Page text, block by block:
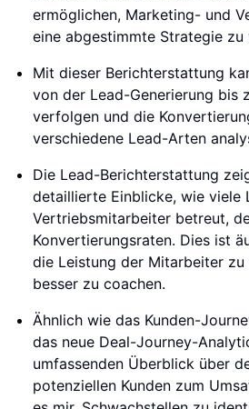
ermöglichen, Marketing- und
eine abgestimmte Strategie zu
Mit dieser Berichterstattung
von der Lead-Generierung bis
verfolgen und die
verschiedene Lead-Arten
Die Lead-Berichterstattung
detaillierte Einblicke, wie viele
Vertriebsmitarbeiter betreut,
Konvertierungsraten. Dies ist
die Leistung der Mitarbeiter zu
besser zu coachen.
Ähnlich wie das Kunden-
das neue Deal-Journey-
umfassenden Überblick über
potenziellen Kunden zum